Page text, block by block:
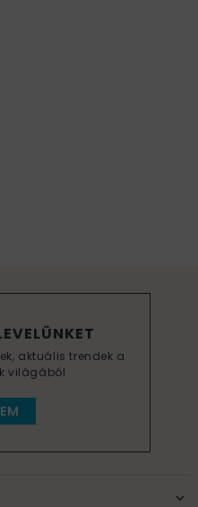
aktuális trendek a
világából